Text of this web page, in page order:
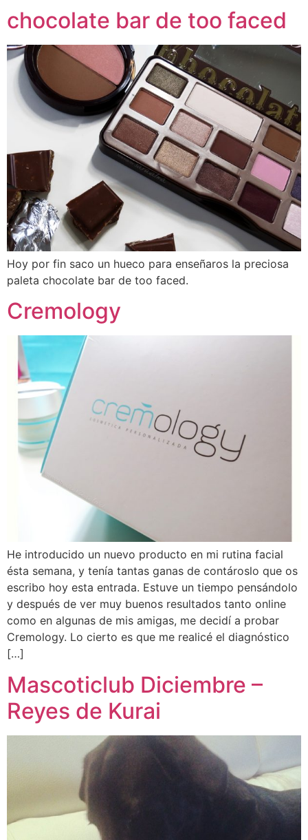
chocolate bar de too faced
Hoy por fin saco un hueco para enseñaros la preciosa
paleta chocolate bar de too faced.
Cremology
He introducido un nuevo producto en mi rutina facial
ésta semana, y tenía tantas ganas de contároslo que os
escribo hoy esta entrada. Estuve un tiempo pensándolo
y después de ver muy buenos resultados tanto online
como en algunas de mis amigas, me decidí a probar
Cremology. Lo cierto es que me realicé el diagnóstico
[…]
Mascoticlub Diciembre –
Reyes de Kurai